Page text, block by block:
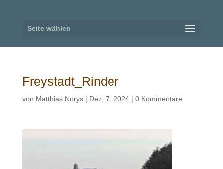
Seite wählen
Freystadt_Rinder
von Matthias Norys| Dez. 7, 2024| 0 Kommentare